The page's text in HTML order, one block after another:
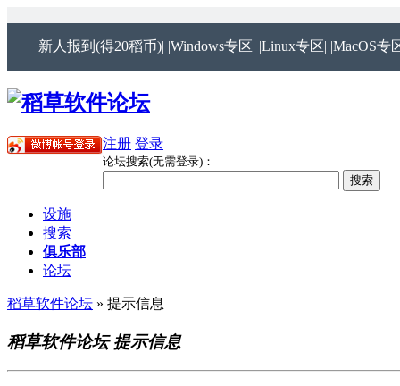
|新人报到(得20稻币)| |Windows专区| |Linux专区| |MacOS专
注册 登录
论坛搜索(无需登录)：
设施
搜索
俱乐部
论坛
稻草软件论坛 » 提示信息
稻草软件论坛 提示信息